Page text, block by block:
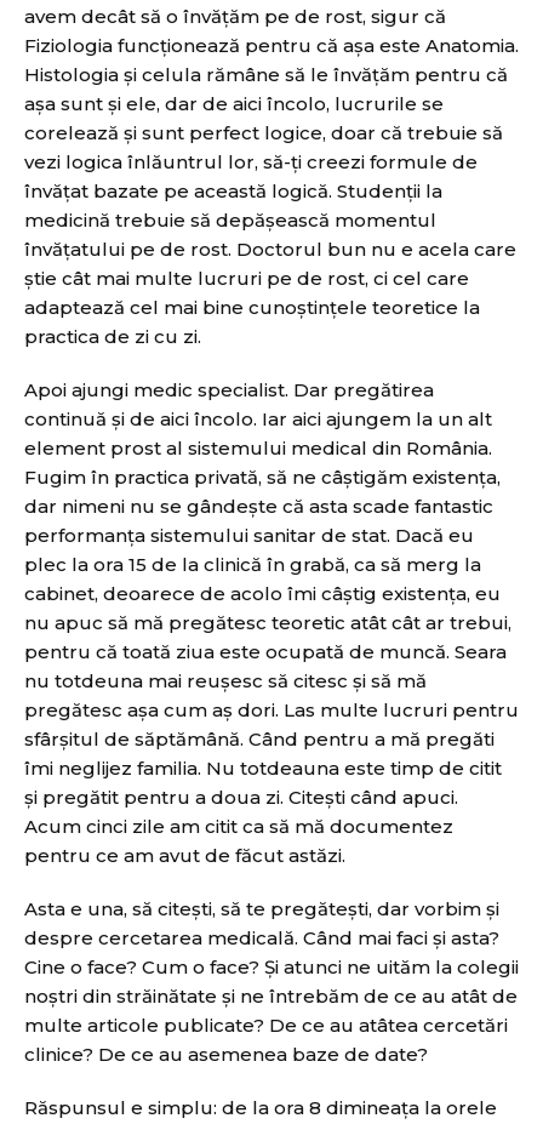
avem decât să o învăţăm pe de rost, sigur că
Fiziologia funcţionează pentru că aşa este Anatomia.
Histologia şi celula rămâne să le învăţăm pentru că
aşa sunt şi ele, dar de aici încolo, lucrurile se
corelează şi sunt perfect logice, doar că trebuie să
vezi logica înlăuntrul lor, să-ţi creezi formule de
învățat bazate pe această logică. Studenții la
medicină trebuie să depăşească momentul
învăţatului pe de rost. Doctorul bun nu e acela care
ştie cât mai multe lucruri pe de rost, ci cel care
adaptează cel mai bine cunoştinţele teoretice la
practica de zi cu zi.
Apoi ajungi medic specialist. Dar pregătirea
continuă și de aici încolo. Iar aici ajungem la un alt
element prost al sistemului medical din România.
Fugim în practica privată, să ne câştigăm existența,
dar nimeni nu se gândeşte că asta scade fantastic
performanţa sistemului sanitar de stat. Dacă eu
plec la ora 15 de la clinică în grabă, ca să merg la
cabinet, deoarece de acolo îmi câștig existența, eu
nu apuc să mă pregătesc teoretic atât cât ar trebui,
pentru că toată ziua este ocupată de muncă. Seara
nu totdeuna mai reuşesc să citesc și să mă
pregătesc așa cum aș dori. Las multe lucruri pentru
sfârşitul de săptămână. Când pentru a mă pregăti
îmi neglijez familia. Nu totdeauna este timp de citit
și pregătit pentru a doua zi. Citeşti când apuci.
Acum cinci zile am citit ca să mă documentez
pentru ce am avut de făcut astăzi.
Asta e una, să citeşti, să te pregăteşti, dar vorbim şi
despre cercetarea medicală. Când mai faci şi asta?
Cine o face? Cum o face? Şi atunci ne uităm la colegii
noştri din străinătate şi ne întrebăm de ce au atât de
multe articole publicate? De ce au atâtea cercetări
clinice? De ce au asemenea baze de date?
Răspunsul e simplu: de la ora 8 dimineaţa la orele